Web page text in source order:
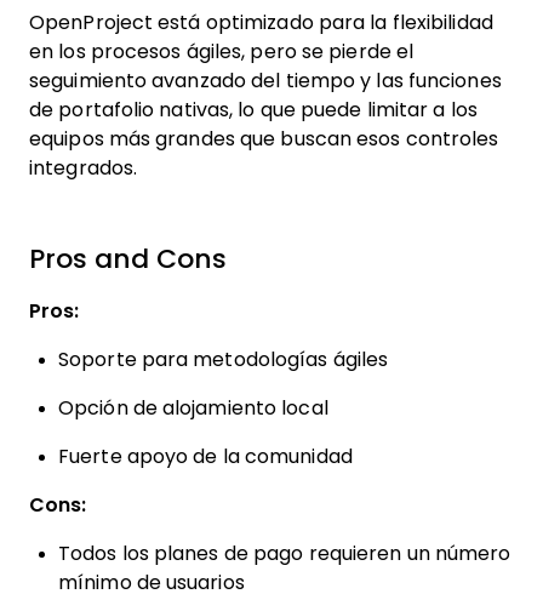
OpenProject está optimizado para la flexibilidad
en los procesos ágiles, pero se pierde el
seguimiento avanzado del tiempo y las funciones
de portafolio nativas, lo que puede limitar a los
equipos más grandes que buscan esos controles
integrados.
Pros and Cons
Pros:
Soporte para metodologías ágiles
Opción de alojamiento local
Fuerte apoyo de la comunidad
Cons:
Todos los planes de pago requieren un número
mínimo de usuarios